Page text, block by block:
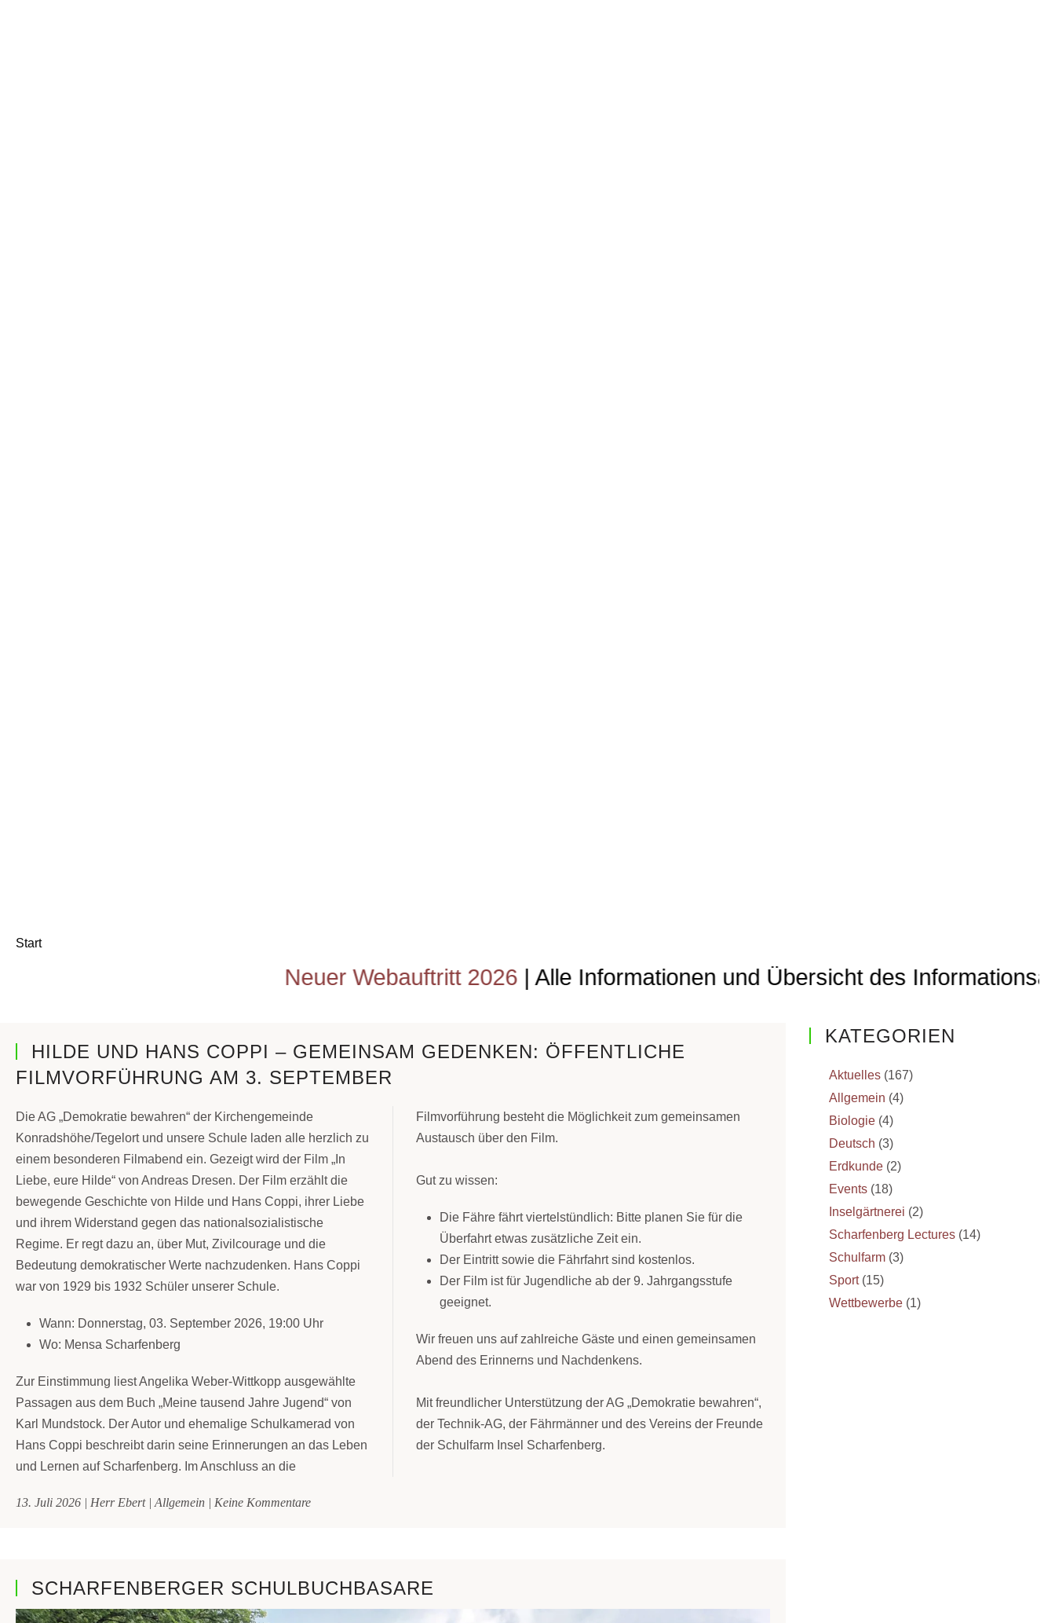
Start
Neuer Webauftritt 2026| Alle Informationen und Übersicht des Informationsangebotes |
HILDE UND HANS COPPI – GEMEINSAM GEDENKEN: ÖFFENTLICHE
FILMVORFÜHRUNG AM 3. SEPTEMBER
Die AG „Demokratie bewahren“ der Kirchengemeinde
Konradshöhe/Tegelort und unsere Schule laden alle herzlich zu
einem besonderen Filmabend ein. Gezeigt wird der Film „In
Liebe, eure Hilde“ von Andreas Dresen. Der Film erzählt die
bewegende Geschichte von Hilde und Hans Coppi, ihrer Liebe
und ihrem Widerstand gegen das nationalsozialistische
Regime. Er regt dazu an, über Mut, Zivilcourage und die
Bedeutung demokratischer Werte nachzudenken. Hans Coppi
war von 1929 bis 1932 Schüler unserer Schule.
Wann: Donnerstag, 03. September 2026, 19:00 Uhr
Wo: Mensa Scharfenberg
Zur Einstimmung liest Angelika Weber-Wittkopp ausgewählte
Passagen aus dem Buch „Meine tausend Jahre Jugend“ von
Karl Mundstock. Der Autor und ehemalige Schulkamerad von
Hans Coppi beschreibt darin seine Erinnerungen an das Leben
und Lernen auf Scharfenberg. Im Anschluss an die
Filmvorführung besteht die Möglichkeit zum gemeinsamen
Austausch über den Film.
Gut zu wissen:
Die Fähre fährt viertelstündlich: Bitte planen Sie für die
Überfahrt etwas zusätzliche Zeit ein.
Der Eintritt sowie die Fährfahrt sind kostenlos.
Der Film ist für Jugendliche ab der 9. Jahrgangsstufe
geeignet.
Wir freuen uns auf zahlreiche Gäste und einen gemeinsamen
Abend des Erinnerns und Nachdenkens.
Mit freundlicher Unterstützung der AG „Demokratie bewahren“,
der Technik-AG, der Fährmänner und des Vereins der Freunde
der Schulfarm Insel Scharfenberg.
13. Juli 2026 | Herr Ebert| Allgemein | Keine Kommentarezu
Coppi
SCHARFENBERGER SCHULBUCHBASARE
KATEGORIEN
Aktuelles (167)
Allgemein (4)
Biologie (4)
Deutsch (3)
Erdkunde (2)
Events (18)
Inselgärtnerei (2)
Scharfenberg Lectures (14)
Schulfarm (3)
Sport(15)
Wettbewerbe (1)